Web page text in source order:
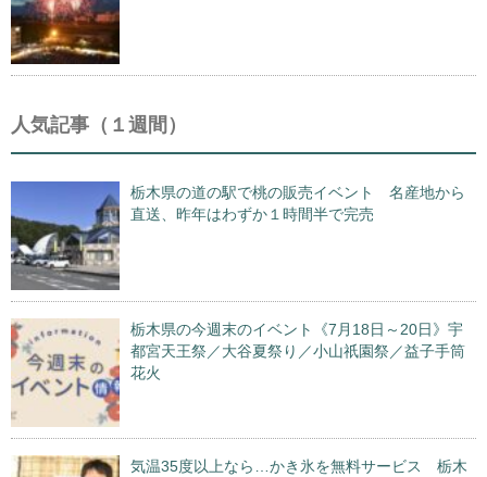
人気記事（１週間）
栃木県の道の駅で桃の販売イベント 名産地から
直送、昨年はわずか１時間半で完売
栃木県の今週末のイベント《7月18日～20日》宇
都宮天王祭／大谷夏祭り／小山祇園祭／益子手筒
花火
気温35度以上なら…かき氷を無料サービス 栃木